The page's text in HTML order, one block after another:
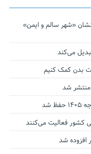
«شهر سالم و ایمن»
می‌کند
بدن کمک کنیم
منتشر شد
شد